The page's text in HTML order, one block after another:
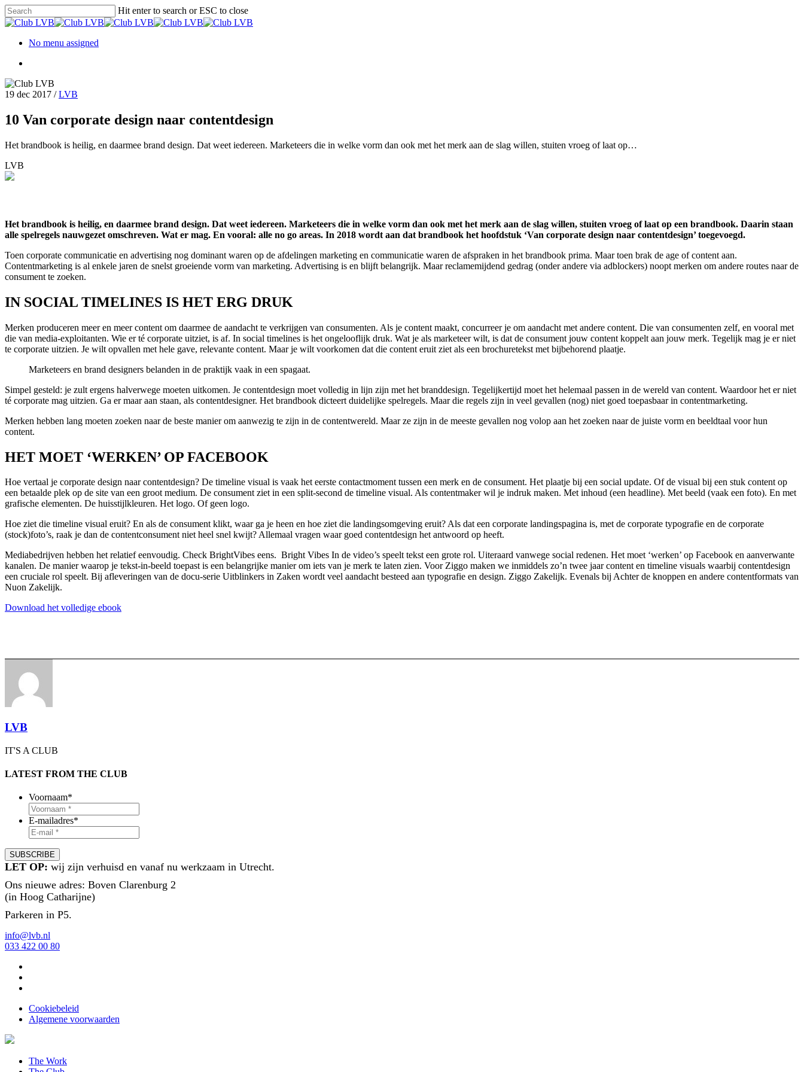
Hit enter to search or ESC to close
No menu assigned
19 dec 2017 /LVB
10 Van corporate design naar contentdesign
Het brandbook is heilig, en daarmee brand design. Dat weet iedereen. Marketeers die in welke vorm dan ook met het merk aan de slag willen, stuiten vroeg of laat op…
LVB
Het brandbook is heilig, en daarmee brand design. Dat weet iedereen. Marketeers die in welke vorm dan ook met het merk aan de slag willen, stuiten vroeg of laat op een brandbook. Daarin staan
alle spelregels nauwgezet omschreven. Wat er mag. En vooral: alle no go areas. In 2018 wordt aan dat brandbook het hoofdstuk ‘Van corporate design naar contentdesign’ toegevoegd.
Toen corporate communicatie en advertising nog dominant waren op de afdelingen marketing en communicatie waren de afspraken in het brandbook prima. Maar toen brak de age of content aan.
Contentmarketing is al enkele jaren de snelst groeiende vorm van marketing. Advertising is en blijft belangrijk. Maar reclamemijdend gedrag (onder andere via adblockers) noopt merken om andere routes naar de
consument te zoeken.
IN SOCIAL TIMELINES IS HET ERG DRUK
Merken produceren meer en meer content om daarmee de aandacht te verkrijgen van consumenten. Als je content maakt, concurreer je om aandacht met andere content. Die van consumenten zelf, en vooral met
die van media-exploitanten. Wie er té corporate uitziet, is af. In social timelines is het ongelooflijk druk. Wat je als marketeer wilt, is dat de consument jouw content koppelt aan jouw merk. Tegelijk mag je er niet
te corporate uitzien. Je wilt opvallen met hele gave, relevante content. Maar je wilt voorkomen dat die content eruit ziet als een brochuretekst met bijbehorend plaatje.
Marketeers en brand designers belanden in de praktijk vaak in een spagaat.
Simpel gesteld: je zult ergens halverwege moeten uitkomen. Je contentdesign moet volledig in lijn zijn met het branddesign. Tegelijkertijd moet het helemaal passen in de wereld van content. Waardoor het er niet
té corporate mag uitzien. Ga er maar aan staan, als contentdesigner. Het brandbook dicteert duidelijke spelregels. Maar die regels zijn in veel gevallen (nog) niet goed toepasbaar in contentmarketing.
Merken hebben lang moeten zoeken naar de beste manier om aanwezig te zijn in de contentwereld. Maar ze zijn in de meeste gevallen nog volop aan het zoeken naar de juiste vorm en beeldtaal voor hun
content.
HET MOET ‘WERKEN’ OP FACEBOOK
Hoe vertaal je corporate design naar contentdesign? De timeline visual is vaak het eerste contactmoment tussen een merk en de consument. Het plaatje bij een social update. Of de visual bij een stuk content op
een betaalde plek op de site van een groot medium. De consument ziet in een split-second de timeline visual. Als contentmaker wil je indruk maken. Met inhoud (een headline). Met beeld (vaak een foto). En met
grafische elementen. De huisstijlkleuren. Het logo. Of geen logo.
Hoe ziet die timeline visual eruit? En als de consument klikt, waar ga je heen en hoe ziet die landingsomgeving eruit? Als dat een corporate landingspagina is, met de corporate typografie en de corporate
(stock)foto’s, raak je dan de contentconsument niet heel snel kwijt? Allemaal vragen waar goed contentdesign het antwoord op heeft.
Mediabedrijven hebben het relatief eenvoudig. Check BrightVibes eens. Bright Vibes In de video’s speelt tekst een grote rol. Uiteraard vanwege social redenen. Het moet ‘werken’ op Facebook en aanverwante
kanalen. De manier waarop je tekst-in-beeld toepast is een belangrijke manier om iets van je merk te laten zien. Voor Ziggo maken we inmiddels zo’n twee jaar content en timeline visuals waarbij contentdesign
een cruciale rol speelt. Bij afleveringen van de docu-serie Uitblinkers in Zaken wordt veel aandacht besteed aan typografie en design. Ziggo Zakelijk. Evenals bij Achter de knoppen en andere contentformats van
Nuon Zakelijk.
Download het volledige ebook
LVB
IT'S A CLUB
LATEST FROM THE CLUB
Voornaam*
E-mailadres*
LET OP: wij zijn verhuisd en vanaf nu werkzaam in Utrecht.
Ons nieuwe adres: Boven Clarenburg 2
(in Hoog Catharijne)
Parkeren in P5.
info@lvb.nl
033 422 00 80
Cookiebeleid
Algemene voorwaarden
The Work